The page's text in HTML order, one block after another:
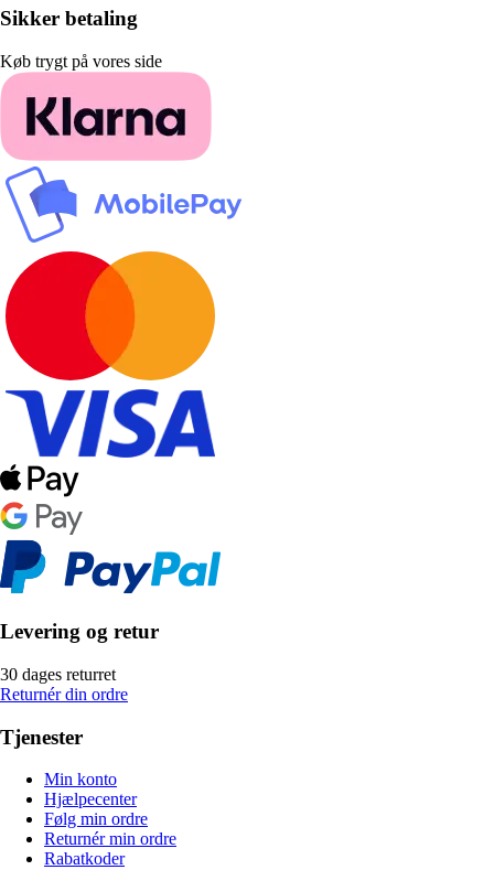
Sikker betaling
Køb trygt på vores side
Levering og retur
30 dages returret
Returnér din ordre
Tjenester
Min konto
Hjælpecenter
Følg min ordre
Returnér min ordre
Rabatkoder